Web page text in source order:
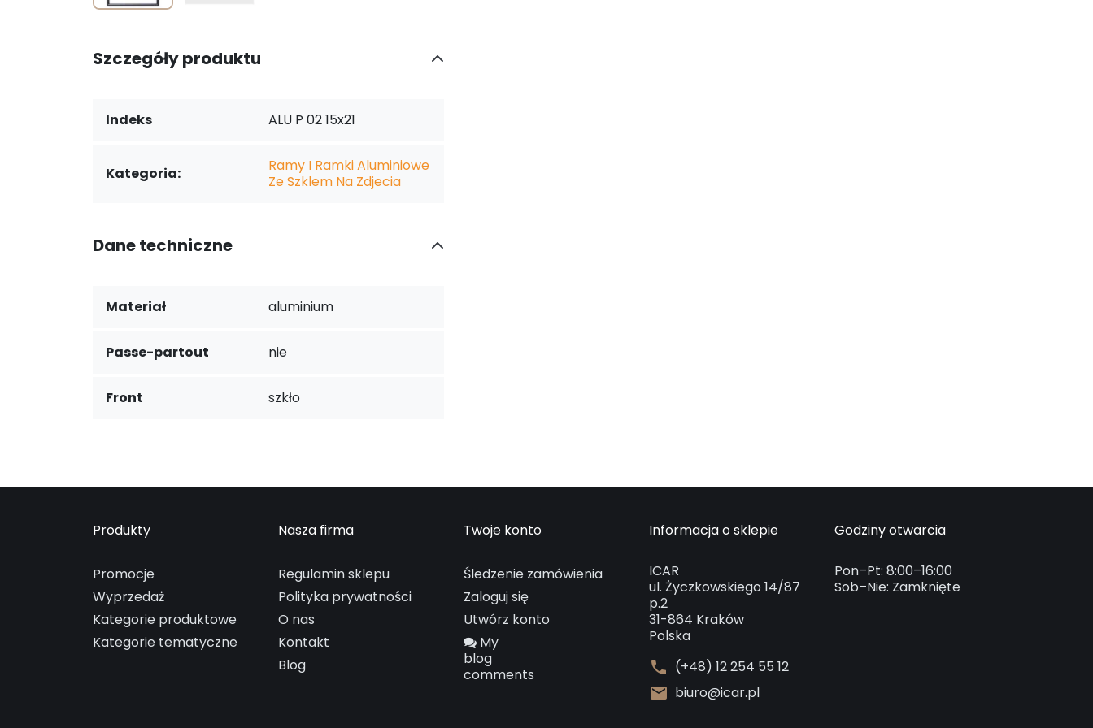
Szczegóły produktu
Indeks ALU P 02 15x21
Kategoria:
Ramy I Ramki Aluminiowe
Ze Szklem Na Zdjecia
Dane techniczne
Materiał aluminium
Passe-partout nie
Front szkło
Produkty
Promocje
Wyprzedaż
Kategorie produktowe
Kategorie tematyczne
Nasza firma
Regulamin sklepu
Polityka prywatności
O nas
Kontakt
Blog
Twoje konto
Śledzenie zamówienia
Zaloguj się
Utwórz konto
My
blog
comments
Informacja o sklepie
ICAR
ul. Życzkowskiego 14/87
p.2
31-864 Kraków
Polska
phone (+48) 12 254 55 12
mail biuro@icar.pl
Godziny otwarcia
Pon–Pt: 8:00–16:00
Sob–Nie: Zamknięte